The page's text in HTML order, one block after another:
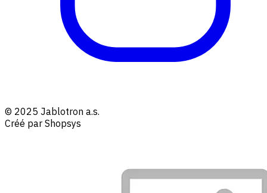
© 2025 Jablotron a.s.
Créé par Shopsys